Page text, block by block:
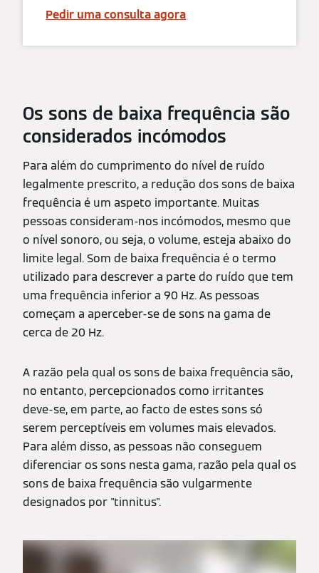
Pedir uma consulta agora
Os sons de baixa frequência são
considerados incómodos
Para além do cumprimento do nível de ruído
legalmente prescrito, a redução dos sons de baixa
frequência é um aspeto importante. Muitas
pessoas consideram-nos incómodos, mesmo que
o nível sonoro, ou seja, o volume, esteja abaixo do
limite legal. Som de baixa frequência é o termo
utilizado para descrever a parte do ruído que tem
uma frequência inferior a 90 Hz. As pessoas
começam a aperceber-se de sons na gama de
cerca de 20 Hz.
A razão pela qual os sons de baixa frequência são,
no entanto, percepcionados como irritantes
deve-se, em parte, ao facto de estes sons só
serem perceptíveis em volumes mais elevados.
Para além disso, as pessoas não conseguem
diferenciar os sons nesta gama, razão pela qual os
sons de baixa frequência são vulgarmente
designados por "tinnitus".